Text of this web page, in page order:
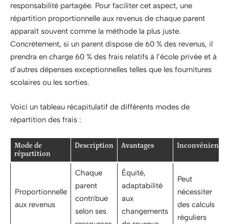
responsabilité partagée. Pour faciliter cet aspect, une
répartition proportionnelle aux revenus de chaque parent
apparaît souvent comme la méthode la plus juste.
Concrètement, si un parent dispose de 60 % des revenus, il
prendra en charge 60 % des frais relatifs à l’école privée et à
d’autres dépenses exceptionnelles telles que les fournitures
scolaires ou les sorties.
Voici un tableau récapitulatif de différents modes de
répartition des frais :
Mode de
répartition
Description Avantages Inconvénients
Proportionnelle
aux revenus
Chaque
parent
contribue
selon ses
Équité,
adaptabilité
aux
changements
Peut
nécessiter
des calculs
réguliers